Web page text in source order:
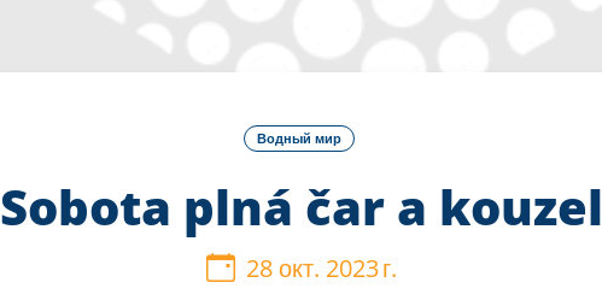
Водный мир
Sobota plná čar a kouzel
28 окт. 2023 г.